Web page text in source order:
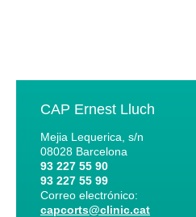
CAP Ernest Lluch
Mejia Lequerica, s/n
08028 Barcelona
93 227 55 90
93 227 55 99
Correo electrónico:
capcorts@clinic.cat